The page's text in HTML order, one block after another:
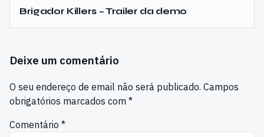
Brigador Killers – Trailer da demo
Deixe um comentário
O seu endereço de email não será publicado. Campos
obrigatórios marcados com *
Comentário *